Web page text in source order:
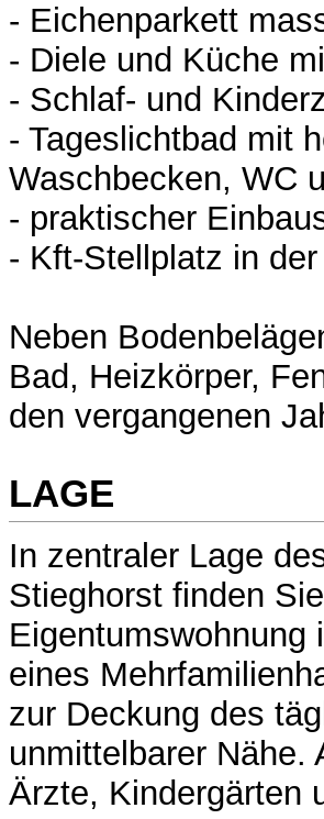
- Eichenparkett
- Diele und Küche
- Schlaf- und
- Tageslichtbad mit
Waschbecken, WC
- praktischer
- Kft-Stellplatz in
Neben
Bad, Heizkörper,
den vergangenen
LAGE
In zentraler Lage
Stieghorst finden
Eigentumswohnung
eines
zur Deckung des
unmittelbarer Nähe.
Ärzte, Kindergärten